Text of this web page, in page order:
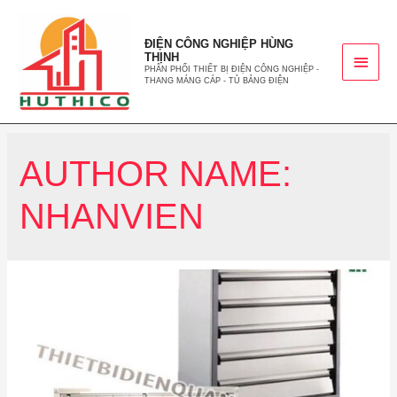
ĐIỆN CÔNG NGHIỆP HÙNG
THỊNH
PHÂN PHỐI THIẾT BỊ ĐIỆN CÔNG NGHIỆP -
THANG MÁNG CÁP - TỦ BẢNG ĐIỆN
AUTHOR NAME:
NHANVIEN